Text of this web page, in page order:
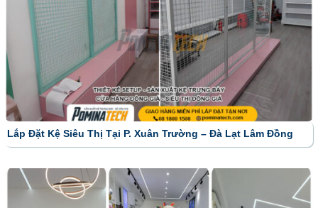
Lắp Đặt Kệ Siêu Thị Tại P. Xuân Trường – Đà Lạt Lâm Đồng